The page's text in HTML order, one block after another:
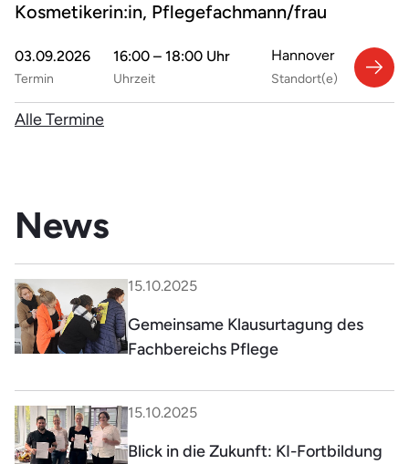
Kosmetikerin:in, Pflegefachmann/frau
03.09.2026
Termin
16:00 – 18:00 Uhr
Uhrzeit
Hannover
Standort(e)
Alle Termine
News
15.10.2025
Gemeinsame Klausurtagung des
Fachbereichs Pflege
15.10.2025
Blick in die Zukunft: KI-Fortbildung